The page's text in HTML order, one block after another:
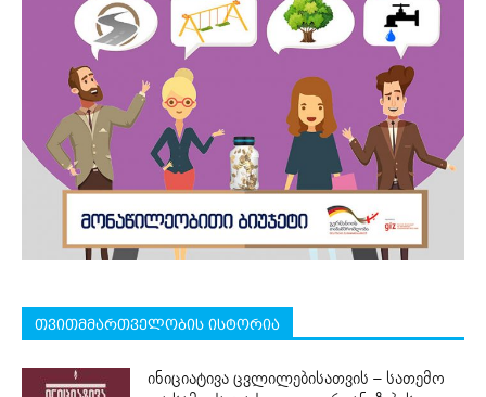
თვითმმართველობის ისტორია
ინიციატივა ცვლილებისათვის – სათემო